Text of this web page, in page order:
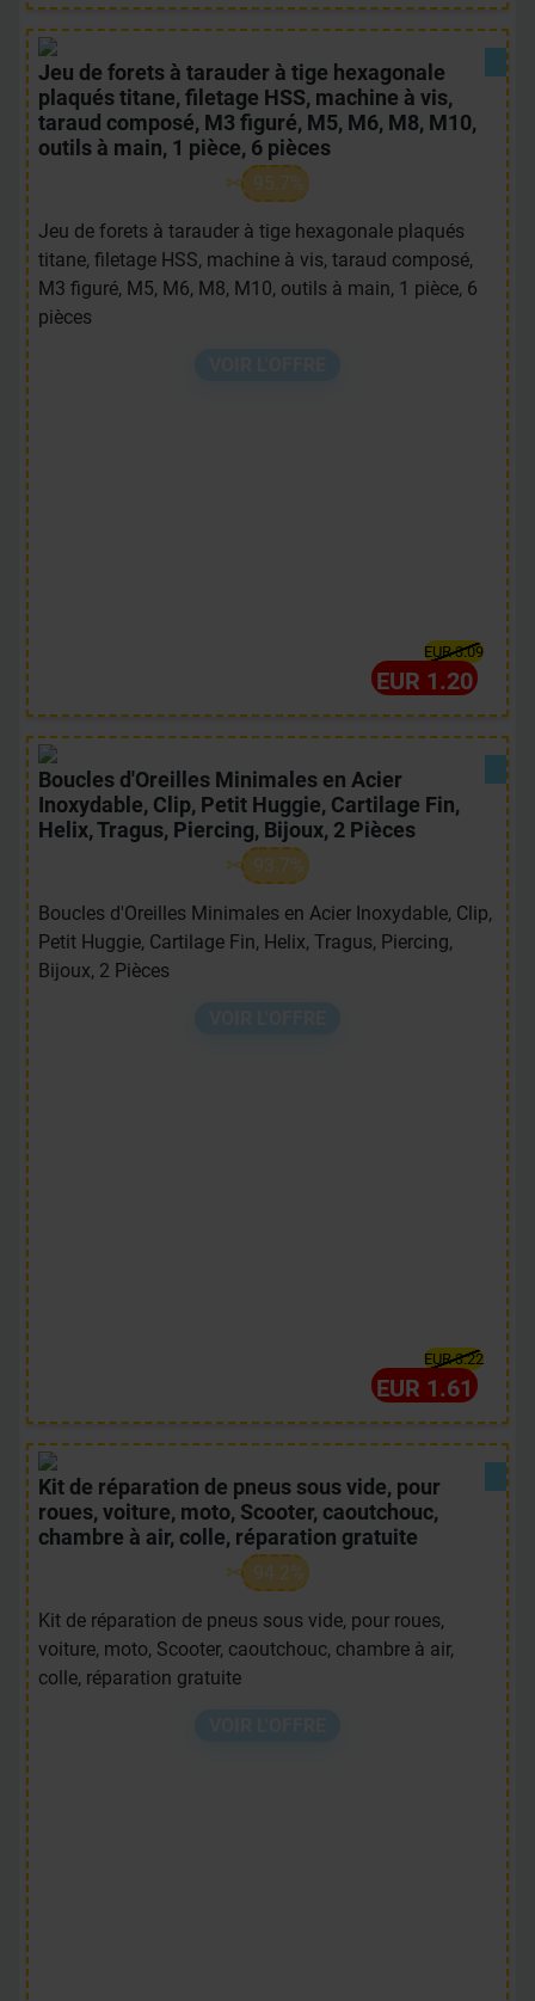
Jeu de forets à tarauder à tige hexagonale
plaqués titane, filetage HSS, machine à vis,
taraud composé, M3 figuré, M5, M6, M8, M10,
outils à main, 1 pièce, 6 pièces
95.7%
Jeu de forets à tarauder à tige hexagonale plaqués
titane, filetage HSS, machine à vis, taraud composé,
M3 figuré, M5, M6, M8, M10, outils à main, 1 pièce, 6
pièces
EUR 3.09
EUR 1.20
Boucles d'Oreilles Minimales en Acier
Inoxydable, Clip, Petit Huggie, Cartilage Fin,
Helix, Tragus, Piercing, Bijoux, 2 Pièces
93.7%
Boucles d'Oreilles Minimales en Acier Inoxydable, Clip,
Petit Huggie, Cartilage Fin, Helix, Tragus, Piercing,
Bijoux, 2 Pièces
EUR 3.22
EUR 1.61
Kit de réparation de pneus sous vide, pour
roues, voiture, moto, Scooter, caoutchouc,
chambre à air, colle, réparation gratuite
94.2%
Kit de réparation de pneus sous vide, pour roues,
voiture, moto, Scooter, caoutchouc, chambre à air,
colle, réparation gratuite